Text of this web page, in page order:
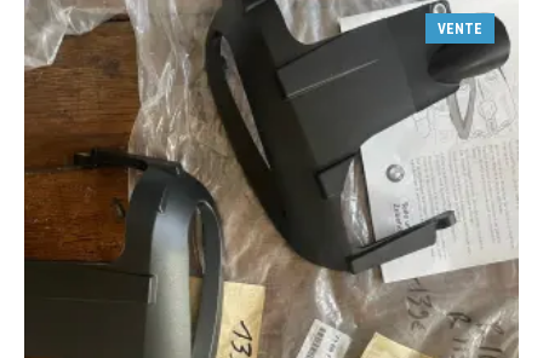
VENTE